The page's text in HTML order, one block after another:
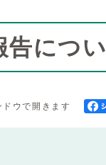
告につ
ウで開きます